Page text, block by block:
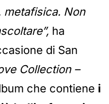
metafisica. Non
ha
di San
Collection –
che contiene i